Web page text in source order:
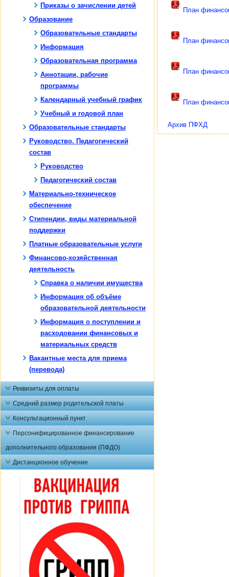
Приказы о зачислении детей
Образование
Образовательные стандарты
Информация
Образовательная программа
Аннотации, рабочие
программы
Календарный учебный график
Учебный и годовой план
Образовательные стандарты
Руководство. Педагогический
состав
Руководство
Педагогический состав
Материально-техническое
обеспечение
Стипендии, виды материальной
поддержки
Платные образовательные услуги
Финансово-хозяйственная
деятельность
Справка о наличии имущества
Информация об объёме
образовательной деятельности
Информация о поступлении и
расходовании финансовых и
материальных средств
Вакантные места для приема
(перевода)
Реквизиты для оплаты
Средний размер родительской платы
Консультационный пункт
Персонифицированное финансирование
дополнительного образования (ПФДО)
Дистанционное обучение
План
План
План
План
Архив ПФХД